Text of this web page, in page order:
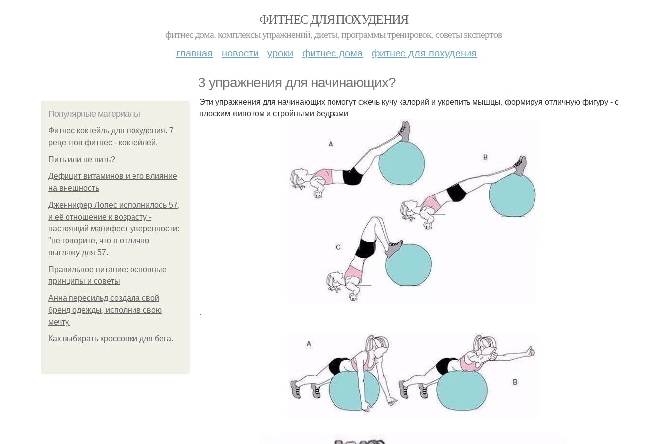
ФИТНЕС ДЛЯ ПОХУДЕНИЯ
фитнес дома. комплексы упражнений, диеты, программы тренировок, советы экспертов
главная новости уроки фитнес дома фитнес для похудения
3 упражнения для начинающих?
Популярные материалы
Фитнес коктейль для похудения. 7
рецептов фитнес - коктейлей.
Пить или не пить?
Дефицит витаминов и его влияние
на внешность
Дженнифер Лопес исполнилось 57,
и её отношение к возрасту -
настоящий манифест уверенности:
"не говорите, что я отлично
выгляжу для 57.
Правильное питание: основные
принципы и советы
Анна пересильд создала свой
бренд одежды, исполнив свою
мечту.
Как выбирать кроссовки для бега.
Эти упражнения для начинающих помогут сжечь кучу калорий и укрепить мышцы, формируя отличную фигуру - с
плоским животом и стройными бедрами
.